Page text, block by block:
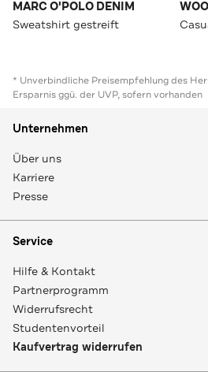
MARC O'POLO DENIM
Sweatshirt gestreift
* Unverbindliche Preisempfehlung des
Ersparnis ggü. der UVP, sofern vorhanden
Unternehmen
Über uns
Karriere
Presse
Service
Hilfe & Kontakt
Partnerprogramm
Widerrufsrecht
Studentenvorteil
Kaufvertrag widerrufen